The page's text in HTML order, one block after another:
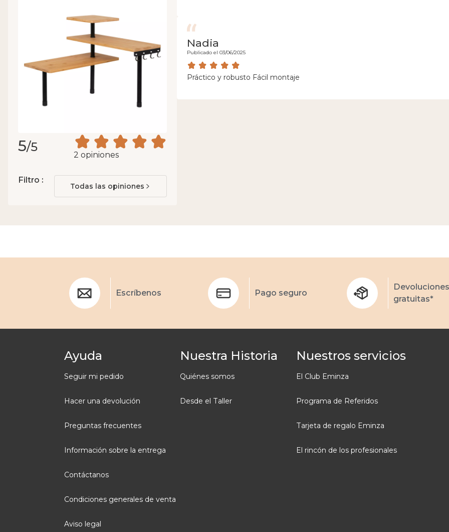
5/5
2 opiniones
Filtro :
Todas las opiniones
Nadia
Publicado el 03/06/2025
Práctico y robusto Fácil montaje
Escríbenos Pago seguro
Devoluciones
gratuitas*
Ayuda
Seguir mi pedido
Hacer una devolución
Preguntas frecuentes
Información sobre la entrega
Contáctanos
Condiciones generales de venta
Aviso legal
Nuestra Historia
Quiénes somos
Desde el Taller
Nuestros servicios
El Club Eminza
Programa de Referidos
Tarjeta de regalo Eminza
El rincón de los profesionales